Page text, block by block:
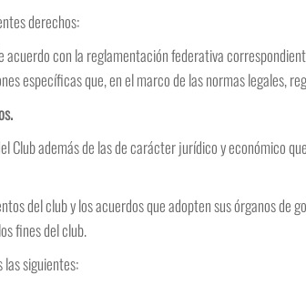
derechos:
acuerdo con la reglamentación federativa
específicas que, en el marco de las normas legales,
Club además de las de carácter jurídico y económico
del club y los acuerdos que adopten sus órganos de
fines del club.
siguientes: